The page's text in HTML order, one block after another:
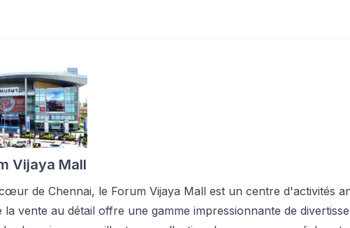
Vijaya Mall
de Chennai, le Forum Vijaya Mall est un centre d'activités
la vente au détail offre une gamme impressionnante de